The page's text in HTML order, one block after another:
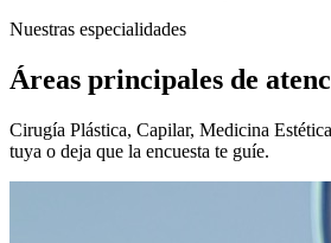
Nuestras especialidades
Áreas principales de
Cirugía Plástica, Capilar, Medicina
tuya o deja que la encuesta te guíe.